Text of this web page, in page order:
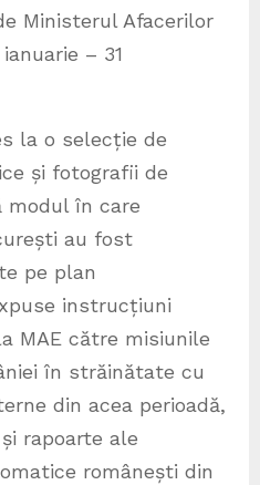
Ministerul Afacerilor
– 31
la o selecție de
și fotografii de
modul în care
au fost
pe plan
instrucțiuni
MAE către misiunile
în străinătate cu
din acea perioadă,
rapoarte ale
românești din